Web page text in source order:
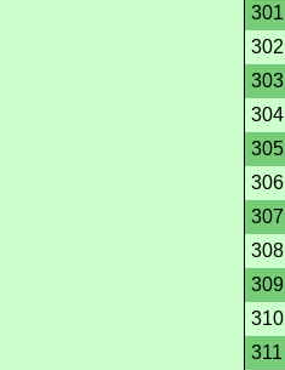
301
302
303
304
305
306
307
308
309
310
311